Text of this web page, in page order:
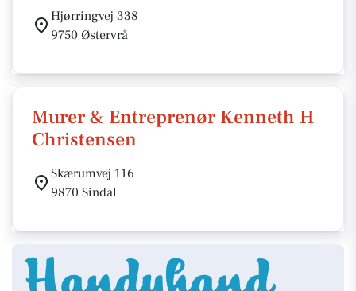
Hjørringvej 338
9750 Østervrå
Murer & Entreprenør Kenneth H
Christensen
Skærumvej 116
9870 Sindal